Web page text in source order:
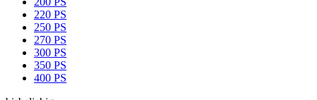
220 PS
250 PS
270 PS
300 PS
350 PS
400 PS